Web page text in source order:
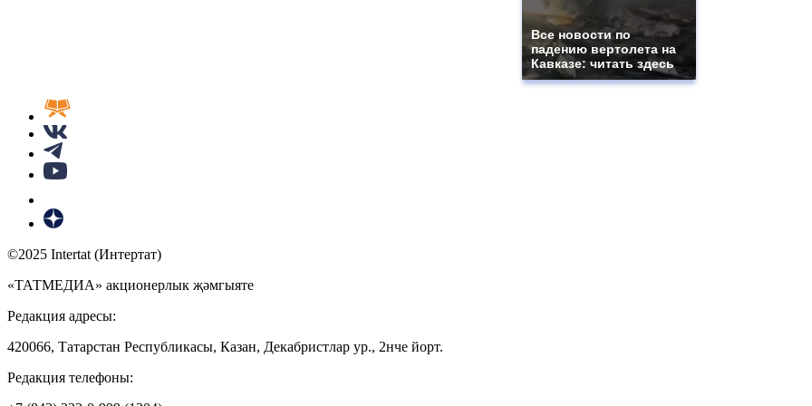
Все новости по
падению вертолета на
Кавказе: читать здесь
©2025 Intertat (Интертат)
«ТАТМЕДИА» акционерлык җәмгыяте
Редакция адресы:
420066, Татарстан Республикасы, Казан, Декабристлар ур., 2нче йорт.
Редакция телефоны: